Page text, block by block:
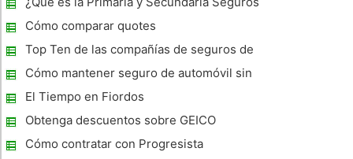
controlador?
Cómo comparar quotes
Top Ten de las compañías de seguros de
automóviles
Cómo mantener seguro de automóvil sin
tener una licencia de conducir en Carolina
del Norte
El Tiempo en Fiordos
Obtenga descuentos sobre GEICO
Cómo contratar con Progresista